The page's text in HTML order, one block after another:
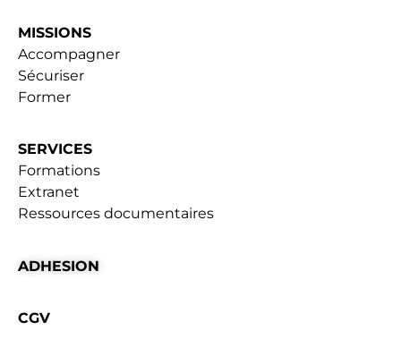
MISSIONS
Accompagner
Sécuriser
Former
SERVICES
Formations
Extranet
Ressources documentaires
ADHESION
CGV